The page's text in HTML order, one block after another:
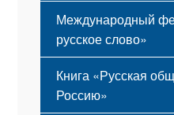
Международный
русское слово»
Книга «Русская
Россию»